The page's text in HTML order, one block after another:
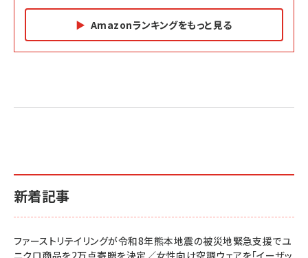
Amazonランキングをもっと見る
2億円を売り上げたプロが教える note×AI 最強の
小さな会社は戦略が9割
￥1,815
anan(アンアン)2026/07/01号 No.2501[魅せる
anan(アンアン)2026/06/24号 No.2500増刊
anan(アンアン)2026/07/08号 No.2502[2026
年後半、あなたの恋と運命／山田涼介]
ベインキャピタル 企業価値向上力の秘密
ルな本質」
￥2,750
新着記事
ファーストリテイリングが令和8年熊本地震の被災地緊急支援でユ